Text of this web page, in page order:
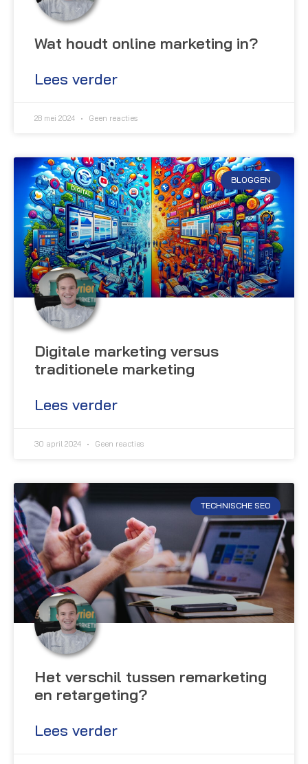
Wat houdt online marketing in?
Lees verder
28 mei 2024 Geen reacties
BLOGGEN
Digitale marketing versus
traditionele marketing
Lees verder
30 april 2024 Geen reacties
TECHNISCHE SEO
Het verschil tussen remarketing
en retargeting?
Lees verder